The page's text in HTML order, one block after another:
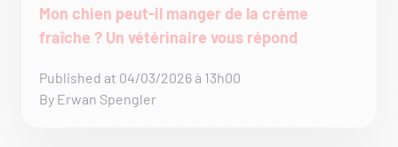
Mon chien peut-il manger de la crème
fraîche ? Un vétérinaire vous répond
Published at 04/03/2026 à 13h00
By Erwan Spengler